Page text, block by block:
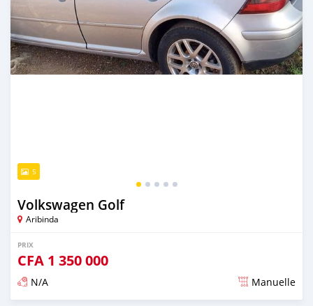
5
Volkswagen Golf
Aribinda
PRIX
CFA 1 350 000
N/A Manuelle